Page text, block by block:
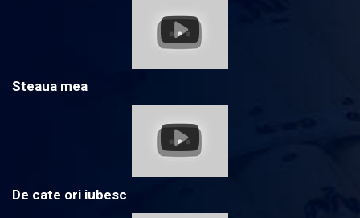
Steaua mea
De cate ori iubesc